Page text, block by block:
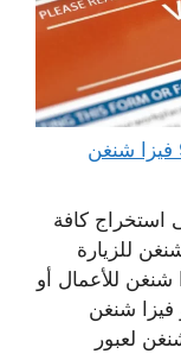
مكتب استخراج فيزا شنغن 98951133 فيزا شنغن
استخراج كافة
للزيارة
شنغن للأعمال أو
فيزا شنغن
لعبور